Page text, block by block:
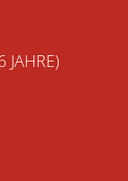
JAHRE)